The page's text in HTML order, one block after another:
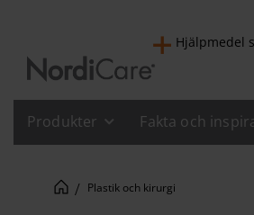
Hjälpmedel
Produkter Fakta och
Plastik och kirurgi